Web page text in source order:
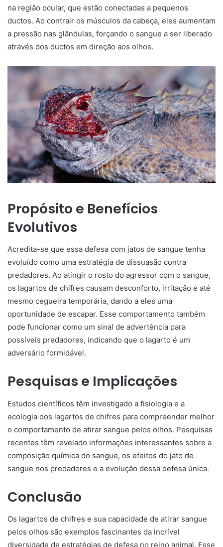
na região ocular, que estão conectadas a pequenos
ductos. Ao contrair os músculos da cabeça, eles aumentam
a pressão nas glândulas, forçando o sangue a ser liberado
através dos ductos em direção aos olhos.
Propósito e Benefícios
Evolutivos
Acredita-se que essa defesa com jatos de sangue tenha
evoluído como uma estratégia de dissuasão contra
predadores. Ao atingir o rosto do agressor com o sangue,
os lagartos de chifres causam desconforto, irritação e até
mesmo cegueira temporária, dando a eles uma
oportunidade de escapar. Esse comportamento também
pode funcionar como um sinal de advertência para
possíveis predadores, indicando que o lagarto é um
adversário formidável.
Pesquisas e Implicações
Estudos científicos têm investigado a fisiologia e a
ecologia dos lagartos de chifres para compreender melhor
o comportamento de atirar sangue pelos olhos. Pesquisas
recentes têm revelado informações interessantes sobre a
composição química do sangue, os efeitos do jato de
sangue nos predadores e a evolução dessa defesa única.
Conclusão
Os lagartos de chifres e sua capacidade de atirar sangue
pelos olhos são exemplos fascinantes da incrível
diversidade de estratégias de defesa no reino animal. Esse